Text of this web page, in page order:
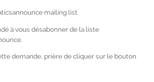
mailing list
à vous désabonner de la liste
demande, prière de cliquer sur le bouton